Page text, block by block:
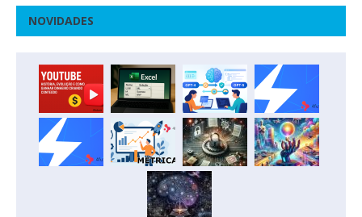
NOVIDADES